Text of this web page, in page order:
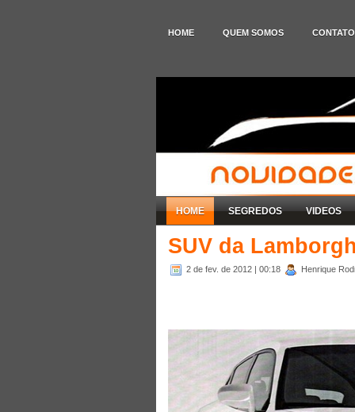
HOME QUEM SOMOS CONTATO
HOME SEGREDOS VIDEOS
SUV da
2 de fev. de 2012 | 00:18 Henrique